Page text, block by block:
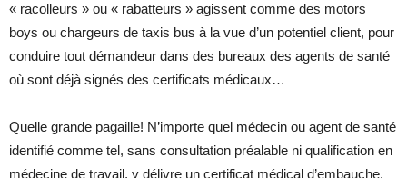
« racolleurs » ou « rabatteurs » agissent comme des motors
boys ou chargeurs de taxis bus à la vue d’un potentiel client, pour
conduire tout démandeur dans des bureaux des agents de santé
où sont déjà signés des certificats médicaux…
Quelle grande pagaille! N’importe quel médecin ou agent de santé
identifié comme tel, sans consultation préalable ni qualification en
médecine de travail, y délivre un certificat médical d’embauche.